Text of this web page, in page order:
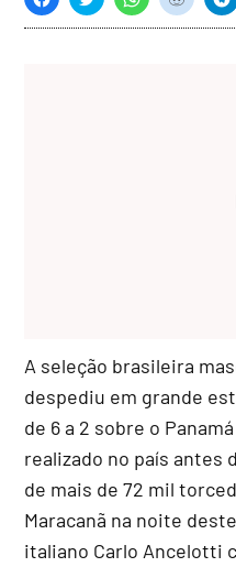
A seleção brasileira
despediu em grande
de 6 a 2 sobre o
realizado no país antes
de mais de 72 mil
Maracanã na noite
italiano Carlo Ancelotti